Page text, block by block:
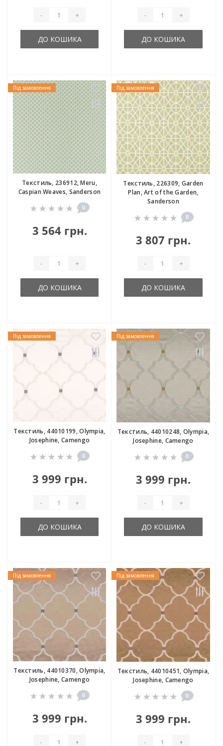
- +
ДО КОШИКА
- +
ДО КОШИКА
Під замовлення
Текстиль, 236912, Meru,
Caspian Weaves, Sanderson
0
3 564 грн.
- +
ДО КОШИКА
Під замовлення
Текстиль, 226309, Garden
Plan, Art of the Garden,
Sanderson
0
3 807 грн.
- +
ДО КОШИКА
Під замовлення
Текстиль, 44010199, Olympia,
Josephine, Camengo
0
3 999 грн.
- +
ДО КОШИКА
Під замовлення
Текстиль, 44010248, Olympia,
Josephine, Camengo
0
3 999 грн.
- +
ДО КОШИКА
Під замовлення
Текстиль, 44010370, Olympia,
Josephine, Camengo
0
3 999 грн.
- +
Під замовлення
Текстиль, 44010451, Olympia,
Josephine, Camengo
0
3 999 грн.
- +